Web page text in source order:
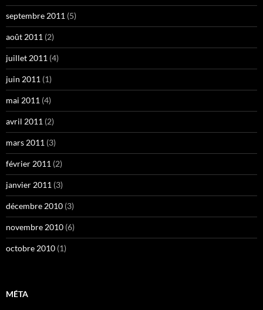
septembre 2011 (5)
août 2011 (2)
juillet 2011 (4)
juin 2011 (1)
mai 2011 (4)
avril 2011 (2)
mars 2011 (3)
février 2011 (2)
janvier 2011 (3)
décembre 2010 (3)
novembre 2010 (6)
octobre 2010 (1)
MÉTA